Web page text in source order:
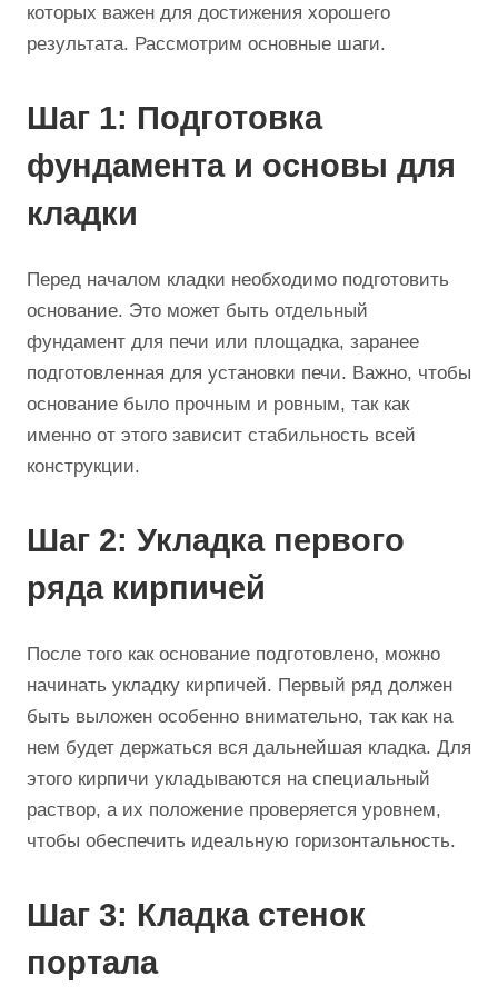
которых важен для достижения хорошего
результата. Рассмотрим основные шаги.
Шаг 1: Подготовка
фундамента и основы для
кладки
Перед началом кладки необходимо подготовить
основание. Это может быть отдельный
фундамент для печи или площадка, заранее
подготовленная для установки печи. Важно, чтобы
основание было прочным и ровным, так как
именно от этого зависит стабильность всей
конструкции.
Шаг 2: Укладка первого
ряда кирпичей
После того как основание подготовлено, можно
начинать укладку кирпичей. Первый ряд должен
быть выложен особенно внимательно, так как на
нем будет держаться вся дальнейшая кладка. Для
этого кирпичи укладываются на специальный
раствор, а их положение проверяется уровнем,
чтобы обеспечить идеальную горизонтальность.
Шаг 3: Кладка стенок
портала